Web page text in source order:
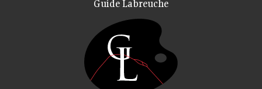
Guide Labreuche